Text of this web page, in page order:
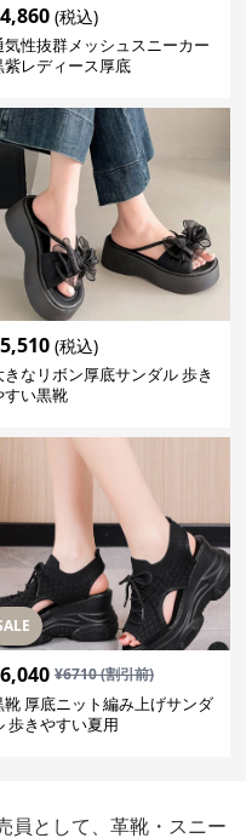
4,860 (税込)
気性抜群メッシュスニーカー
紫レディース厚底
5,510 (税込)
きなリボン厚底サンダル 歩き
すい黒靴
6,040 ¥6710(割引前)
靴 厚底ニット編み上げサンダ
歩きやすい夏用
員として、革靴・スニー